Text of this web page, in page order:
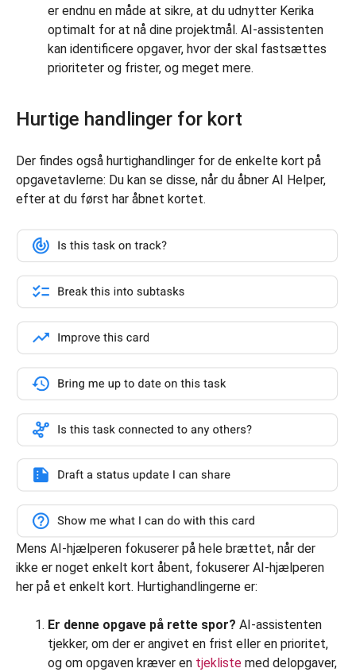
er endnu en måde at sikre, at du udnytter Kerika
optimalt for at nå dine projektmål. AI-assistenten
kan identificere opgaver, hvor der skal fastsættes
prioriteter og frister, og meget mere.
Hurtige handlinger for kort
Der findes også hurtighandlinger for de enkelte kort på
opgavetavlerne: Du kan se disse, når du åbner AI Helper,
efter at du først har åbnet kortet.
Mens AI-hjælperen fokuserer på hele brættet, når der
ikke er noget enkelt kort åbent, fokuserer AI-hjælperen
her på et enkelt kort. Hurtighandlingerne er:
Er denne opgave på rette spor? AI-assistenten
tjekker, om der er angivet en frist eller en prioritet,
og om opgaven kræver en tjekliste med delopgaver,